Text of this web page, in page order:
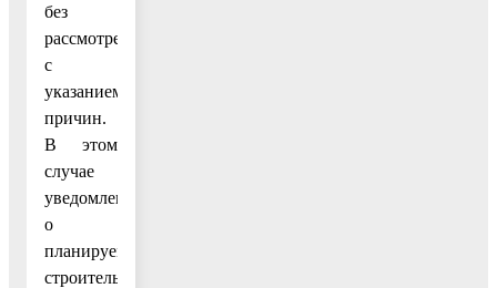
без
рассмотрения
с
указанием
причин.
В этом
случае
уведомление
о
планируемом
строительстве